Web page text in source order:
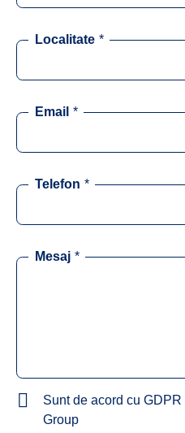
Localitate *
Email *
Telefon *
Mesaj *
Sunt de acord cu
Group